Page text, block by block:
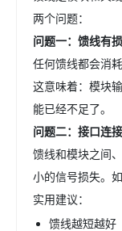
两个问题：
问题一：馈线有
任何馈线都会消
这意味着：模块
能已经不足了。
问题二：接口连
馈线和模块之间
小的信号损失。
实用建议：
馈线越短越好